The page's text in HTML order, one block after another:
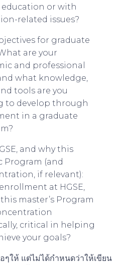
education or with
related issues?
for graduate
are your
and professional
what knowledge,
tools are you
to develop through
in a graduate
and why this
Program (and
if relevant):
at HGSE,
master’s Program
critical in helping
your goals?
ๆให้ แต่ไม่ได้กำหนดว่าให้เขียน